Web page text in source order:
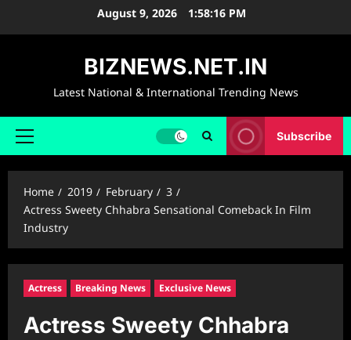
August 9, 2026 1:58:17 PM
BIZNEWS.NET.IN
Latest National & International Trending News
Primary
Subscribe
Home 2019 February
3
Actress Sweety Chhabra Sensational Comeback In Film
Industry
Actress Breaking News Exclusive News
Actress Sweety Chhabra